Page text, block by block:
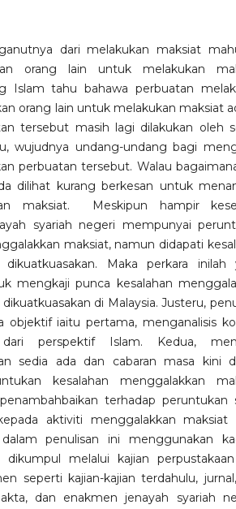
dari melakukan maksiat
orang lain untuk melakukan
Islam tahu bahawa perbuatan
orang lain untuk melakukan maksiat
tersebut masih lagi dilakukan oleh
wujudnya undang-undang bagi
perbuatan tersebut. Walau
dilihat kurang berkesan untuk
maksiat. Meskipun hampir
syariah negeri mempunyai
maksiat, namun didapati
Maka perkara inilah
mengkaji punca kesalahan
di Malaysia. Justeru,
objektif iaitu pertama, menganalisis
perspektif Islam. Kedua,
sedia ada dan cabaran masa kini
kesalahan menggalakkan
terhadap peruntukan
aktiviti menggalakkan maksiat
penulisan ini menggunakan
melalui kajian
seperti kajian-kajian terdahulu,
dan enakmen jenayah syariah